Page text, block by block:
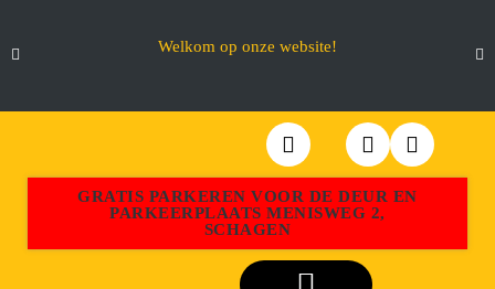
Welkom op onze website!
GRATIS PARKEREN VOOR DE DEUR EN
PARKEERPLAATS MENISWEG 2,
SCHAGEN